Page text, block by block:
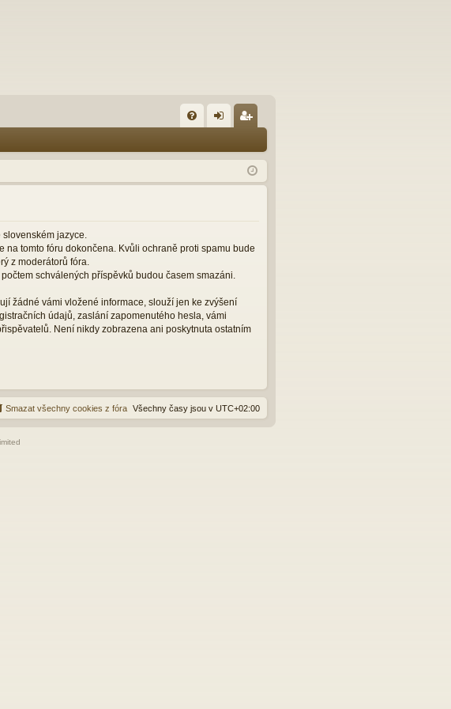
Q lá
sit
ist
ro
jazyce.
tomto fóru dokončena. Kvůli ochraně proti spamu bude
z moderátorů fóra.
schválených příspěvků budou časem smazáni.
žádné vámi vložené informace, slouží jen ke zvýšení
údajů, zaslání zapomenutého hesla, vámi
Není nikdy zobrazena ani poskytnuta ostatním
Všechny časy jsou v UTC+02:00
Smazat všechny cookies z fóra